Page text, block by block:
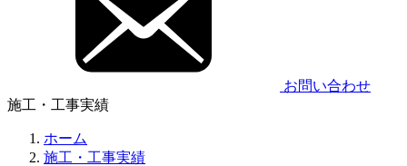
お問い合わせ
施工・工事実績
ホーム
施工・工事実績